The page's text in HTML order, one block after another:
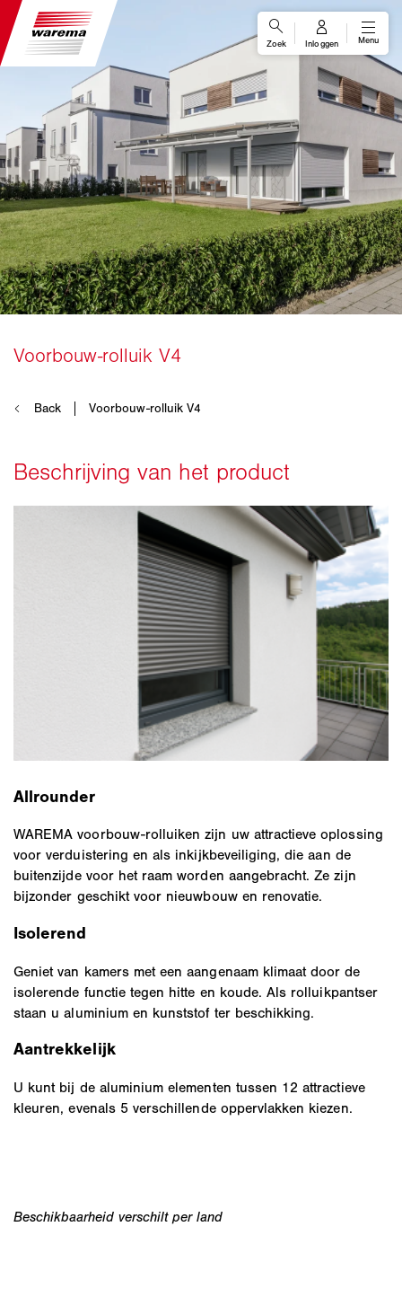
Allrounder
WAREMA voorbouw-rolluiken zijn uw attractieve oplossing
voor verduistering en als inkijkbeveiliging, die aan de
buitenzijde voor het raam worden aangebracht. Ze zijn
bijzonder geschikt voor nieuwbouw en renovatie.
Isolerend
Geniet van kamers met een aangenaam klimaat door de
isolerende functie tegen hitte en koude. Als rolluikpantser
staan u aluminium en kunststof ter beschikking.
Aantrekkelijk
U kunt bij de aluminium elementen tussen 12 attractieve
kleuren, evenals 5 verschillende oppervlakken kiezen.